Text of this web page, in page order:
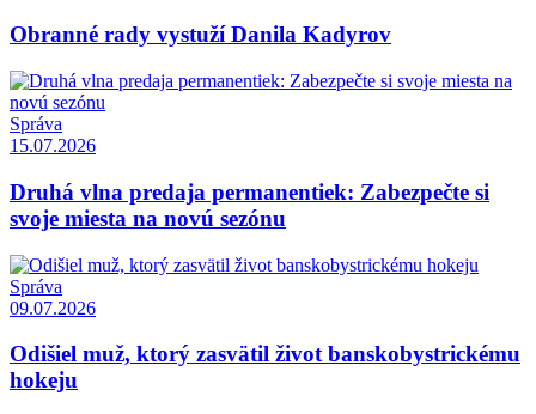
Obranné rady vystuží Danila Kadyrov
Správa
15.07.2026
Druhá vlna predaja permanentiek: Zabezpečte si
svoje miesta na novú sezónu
Správa
09.07.2026
Odišiel muž, ktorý zasvätil život banskobystrickému
hokeju